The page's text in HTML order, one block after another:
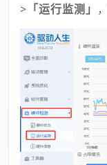
> 「运行监测」